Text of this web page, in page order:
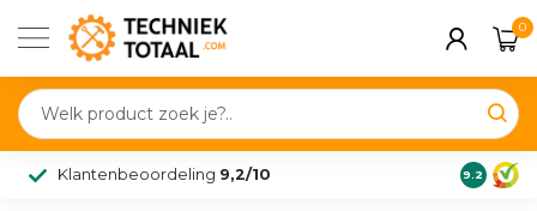
0
Klantenbeoordeling 9,2/10 9.2